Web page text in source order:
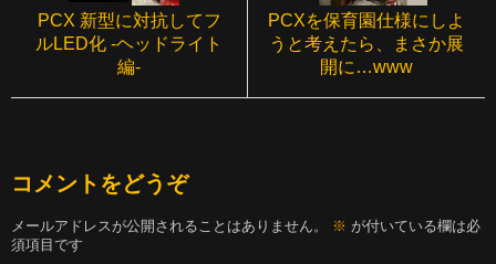
PCX 新型に対抗してフ
ルLED化 -ヘッドライト
編-
PCXを保育園仕様にしよ
うと考えたら、まさか展
開に…www
コメントをどうぞ
メールアドレスが公開されることはありません。 ※ が付いている欄は必
須項目です